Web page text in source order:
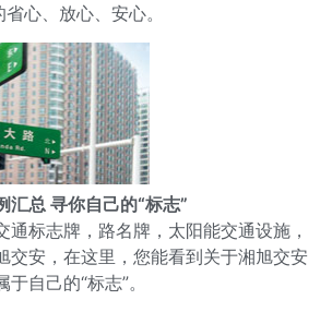
心、放心、安心。
汇总 寻你自己的“标志”
标志牌，路名牌，太阳能交通设施，
交安，在这里，您能看到关于湘旭交安
自己的“标志”。